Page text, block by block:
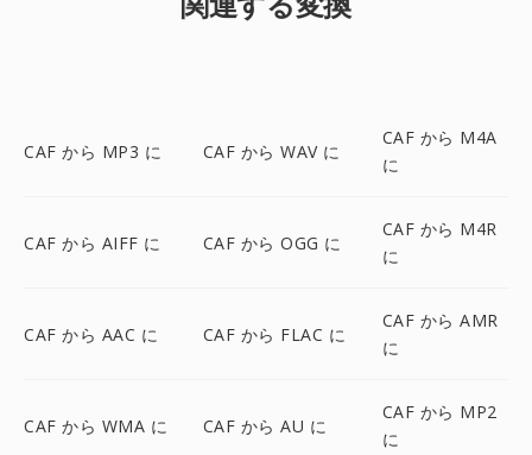
CAF から MP3 に CAF から WAV に
CAF から M4A
に
CAF から AIFF に CAF から OGG に
CAF から M4R
に
CAF から AAC に CAF から FLAC に
CAF から AMR
に
CAF から WMA に CAF から AU に
CAF から MP2
に